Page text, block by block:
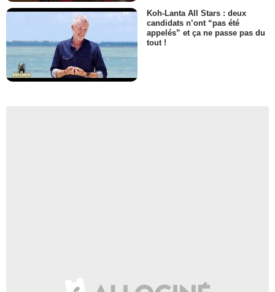
Koh-Lanta All Stars : deux
candidats n’ont “pas été
appelés” et ça ne passe pas du
tout !